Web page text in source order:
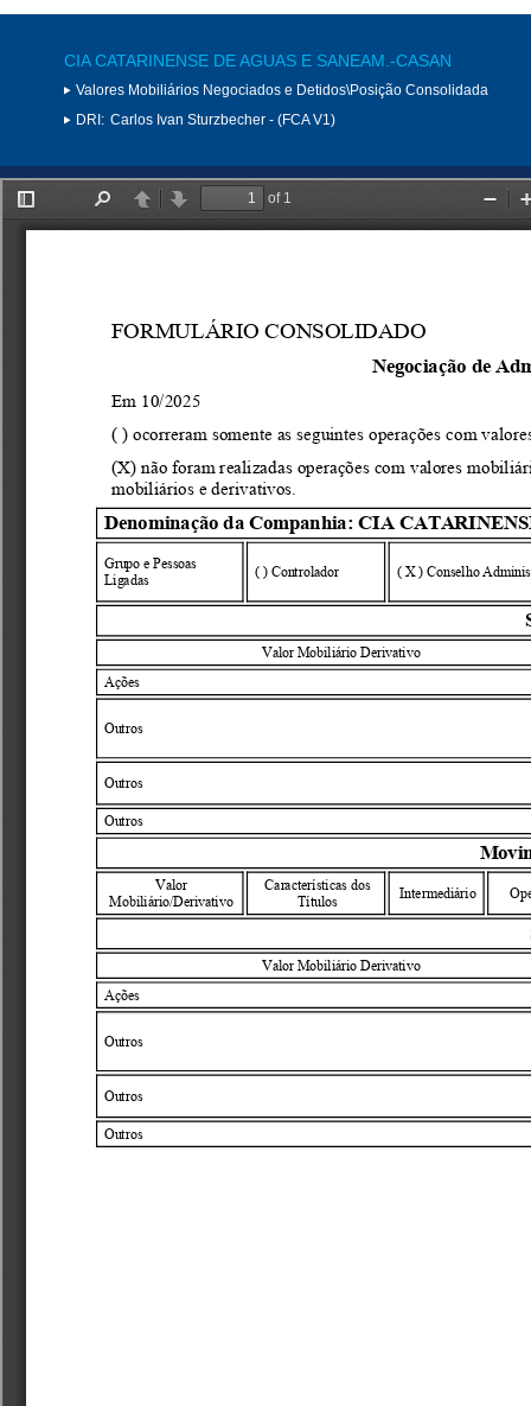
CIA CATARINENSE DE AGUAS E SANEAM.-CASAN
Valores Mobiliários Negociados e Detidos\Posição Consolidada
DRI: Carlos Ivan Sturzbecher - (FCA V1)